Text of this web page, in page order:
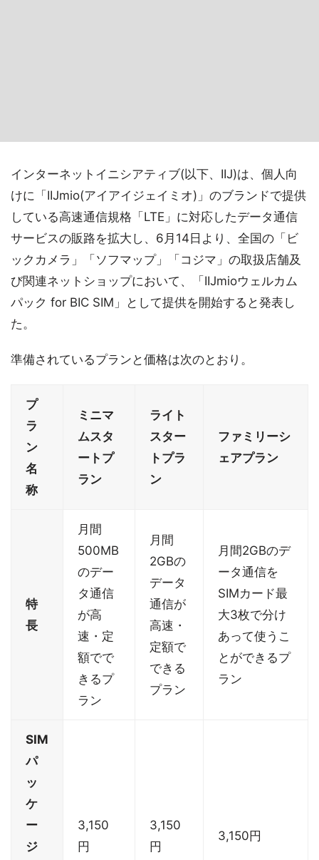
インターネットイニシアティブ(以下、IIJ)は、個人向
けに「IIJmio(アイアイジェイミオ)」のブランドで提供
している高速通信規格「LTE」に対応したデータ通信
サービスの販路を拡大し、6月14日より、全国の「ビ
ックカメラ」「ソフマップ」「コジマ」の取扱店舗及
び関連ネットショップにおいて、「IIJmioウェルカム
パック for BIC SIM」として提供を開始すると発表し
た。
準備されているプランと価格は次のとおり。
プ
ラ
ン
名
称
ミニマ
ムスタ
ートプ
ラン
ライト
スター
トプラ
ン
ファミリーシ
ェアプラン
特
長
月間
500MB
のデー
タ通信
が高
速・定
額でで
きるプ
ラン
月間
2GBの
データ
通信が
高速・
定額で
できる
プラン
月間2GBのデ
ータ通信を
SIMカード最
大3枚で分け
あって使うこ
とができるプ
ラン
SIM
パ
ッ
ケ
ー
ジ
3,150
円
3,150
円
3,150円